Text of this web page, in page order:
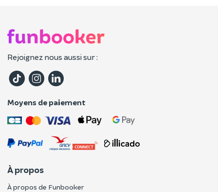
Rejoignez nous aussi sur :
Moyens de paiement
À propos
À propos de Funbooker